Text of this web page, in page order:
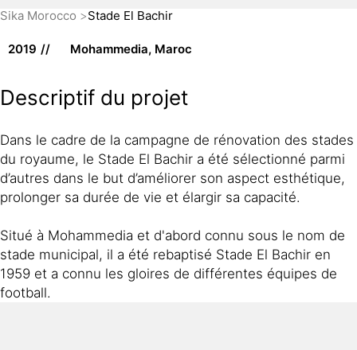
Sika Morocco Stade El Bachir
2019 Mohammedia, Maroc
Descriptif du projet
Dans le cadre de la campagne de rénovation des stades
du royaume, le Stade El Bachir a été sélectionné parmi
d’autres dans le but d’améliorer son aspect esthétique,
prolonger sa durée de vie et élargir sa capacité.
Situé à Mohammedia et d'abord connu sous le nom de
stade municipal, il a été rebaptisé Stade El Bachir en
1959 et a connu les gloires de différentes équipes de
football.